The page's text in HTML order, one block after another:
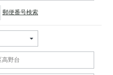
郵便番号検索